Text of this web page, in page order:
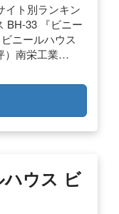
イト別ランキン
BH-33 『ビニー
ニールハウス
）南栄工業…
ハウス ビ